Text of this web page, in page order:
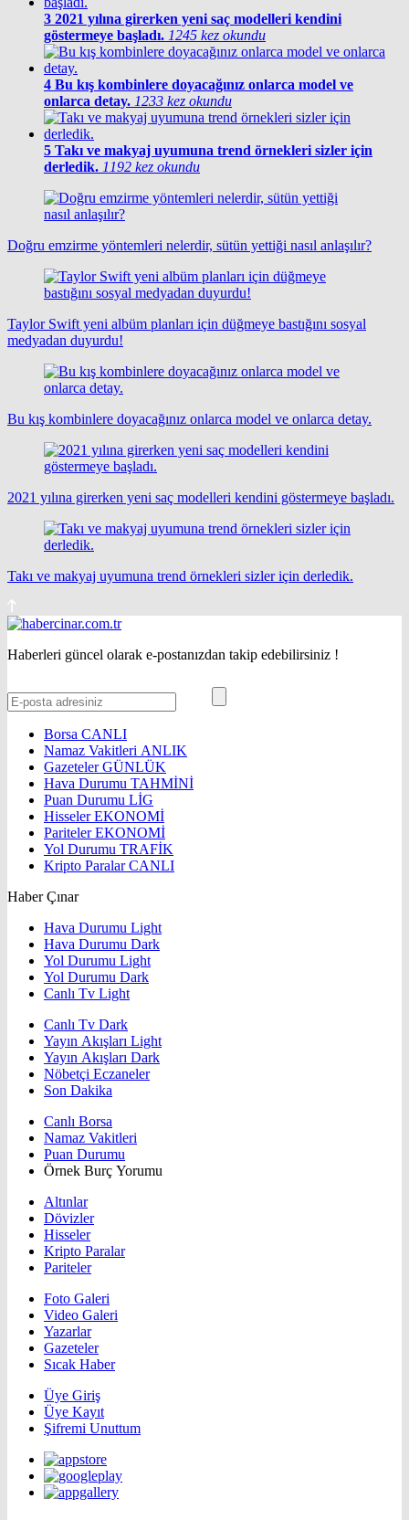
3 2021 yılına girerken yeni saç modelleri kendini
göstermeye başladı. 1245 kez okundu
4 Bu kış kombinlere doyacağınız onlarca model ve
onlarca detay. 1233 kez okundu
5 Takı ve makyaj uyumuna trend örnekleri sizler için
derledik. 1192 kez okundu
Doğru emzirme yöntemleri nelerdir, sütün yettiği nasıl anlaşılır?
Taylor Swift yeni albüm planları için düğmeye bastığını sosyal
medyadan duyurdu!
Bu kış kombinlere doyacağınız onlarca model ve onlarca detay.
2021 yılına girerken yeni saç modelleri kendini göstermeye başladı.
Takı ve makyaj uyumuna trend örnekleri sizler için derledik.
Haberleri güncel olarak e-postanızdan takip edebilirsiniz !
Borsa CANLI
Namaz Vakitleri ANLIK
GazetelerGÜNLÜK
Hava Durumu TAHMİNİ
Puan Durumu LİG
HisselerEKONOMİ
ParitelerEKONOMİ
Yol Durumu TRAFİK
Kripto ParalarCANLI
Haber Çınar
Hava Durumu Light
Hava Durumu Dark
Yol Durumu Light
Yol Durumu Dark
Canlı Tv Light
Canlı Tv Dark
Yayın Akışları Light
Yayın Akışları Dark
Nöbetçi Eczaneler
Son Dakika
Canlı Borsa
Namaz Vakitleri
Puan Durumu
Örnek Burç Yorumu
Altınlar
Dövizler
Hisseler
Kripto Paralar
Pariteler
Foto Galeri
Video Galeri
Yazarlar
Gazeteler
Sıcak Haber
Üye Giriş
Üye Kayıt
Şifremi Unuttum